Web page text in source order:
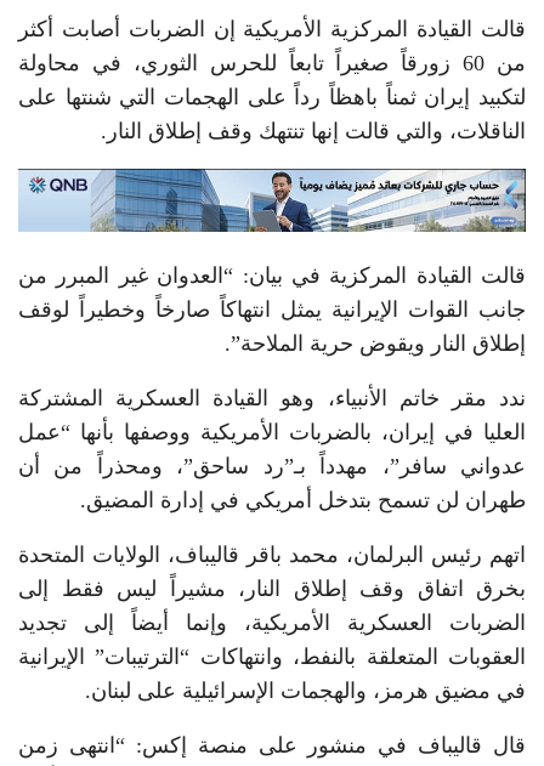
قالت القيادة المركزية الأمريكية إن الضربات أصابت أكثر
من 60 زورقاً صغيراً تابعاً للحرس الثوري، في محاولة
لتكبيد إيران ثمناً باهظاً رداً على الهجمات التي شنتها على
الناقلات، والتي قالت إنها تنتهك وقف إطلاق النار.
قالت القيادة المركزية في بيان: “العدوان غير المبرر من
جانب القوات الإيرانية يمثل انتهاكاً صارخاً وخطيراً لوقف
إطلاق النار ويقوض حرية الملاحة”.
ندد مقر خاتم الأنبياء، وهو القيادة العسكرية المشتركة
العليا في إيران، بالضربات الأمريكية ووصفها بأنها “عمل
عدواني سافر”، مهدداً بـ”رد ساحق”، ومحذراً من أن
طهران لن تسمح بتدخل أمريكي في إدارة المضيق.
اتهم رئيس البرلمان، محمد باقر قاليباف، الولايات المتحدة
بخرق اتفاق وقف إطلاق النار، مشيراً ليس فقط إلى
الضربات العسكرية الأمريكية، وإنما أيضاً إلى تجديد
العقوبات المتعلقة بالنفط، وانتهاكات “الترتيبات” الإيرانية
في مضيق هرمز، والهجمات الإسرائيلية على لبنان.
قال قاليباف في منشور على منصة إكس: “انتهى زمن